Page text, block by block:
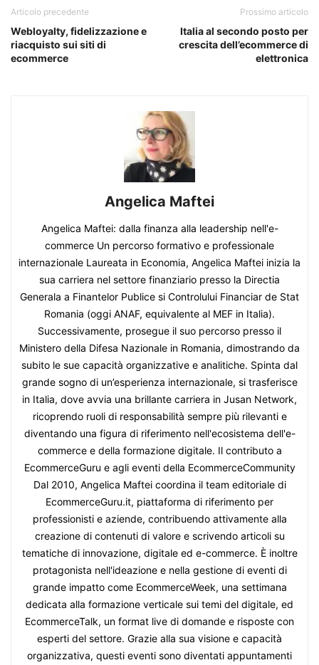
Articolo precedente
Webloyalty, fidelizzazione e
riacquisto sui siti di
ecommerce
Prossimo articolo
Italia al secondo posto per
crescita dell’ecommerce di
elettronica
Angelica Maftei
Angelica Maftei: dalla finanza alla leadership nell'e-
commerce Un percorso formativo e professionale
internazionale Laureata in Economia, Angelica Maftei inizia la
sua carriera nel settore finanziario presso la Directia
Generala a Finantelor Publice si Controlului Financiar de Stat
Romania (oggi ANAF, equivalente al MEF in Italia).
Successivamente, prosegue il suo percorso presso il
Ministero della Difesa Nazionale in Romania, dimostrando da
subito le sue capacità organizzative e analitiche. Spinta dal
grande sogno di un’esperienza internazionale, si trasferisce
in Italia, dove avvia una brillante carriera in Jusan Network,
ricoprendo ruoli di responsabilità sempre più rilevanti e
diventando una figura di riferimento nell'ecosistema dell'e-
commerce e della formazione digitale. Il contributo a
EcommerceGuru e agli eventi della EcommerceCommunity
Dal 2010, Angelica Maftei coordina il team editoriale di
EcommerceGuru.it, piattaforma di riferimento per
professionisti e aziende, contribuendo attivamente alla
creazione di contenuti di valore e scrivendo articoli su
tematiche di innovazione, digitale ed e-commerce. È inoltre
protagonista nell'ideazione e nella gestione di eventi di
grande impatto come EcommerceWeek, una settimana
dedicata alla formazione verticale sui temi del digitale, ed
EcommerceTalk, un format live di domande e risposte con
esperti del settore. Grazie alla sua visione e capacità
organizzativa, questi eventi sono diventati appuntamenti